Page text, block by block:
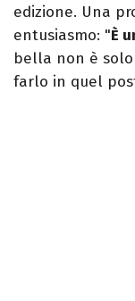
edizione. Una
entusiasmo: "È
bella non è
farlo in quel